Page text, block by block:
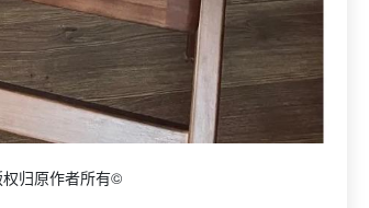
归原作者所有©